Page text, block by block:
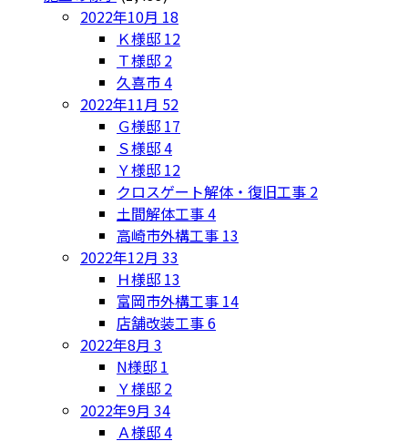
2022年10月 18
Ｋ様邸 12
Ｔ様邸 2
久喜市4
2022年11月 52
Ｇ様邸 17
Ｓ様邸4
Ｙ様邸 12
クロスゲート解体・復旧工事 2
土間解体工事4
高崎市外構工事 13
2022年12月 33
Ｈ様邸 13
富岡市外構工事 14
店舗改装工事6
2022年8月 3
N様邸 1
Ｙ様邸 2
2022年9月 34
Ａ様邸4